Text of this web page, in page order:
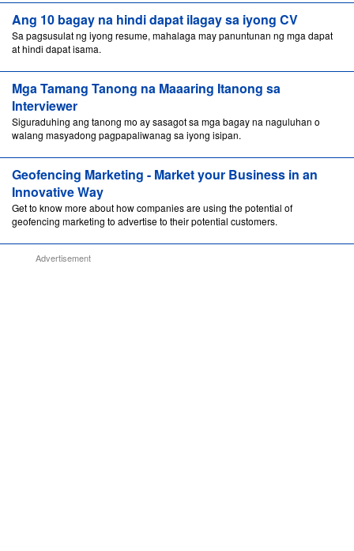
Ang 10 bagay na hindi dapat ilagay sa iyong CV
Sa pagsusulat ng iyong resume, mahalaga may panuntunan ng mga dapat
at hindi dapat isama.
Mga Tamang Tanong na Maaaring Itanong sa
Interviewer
Siguraduhing ang tanong mo ay sasagot sa mga bagay na naguluhan o
walang masyadong pagpapaliwanag sa iyong isipan.
Geofencing Marketing - Market your Business in an
Innovative Way
Get to know more about how companies are using the potential of
geofencing marketing to advertise to their potential customers.
Advertisement